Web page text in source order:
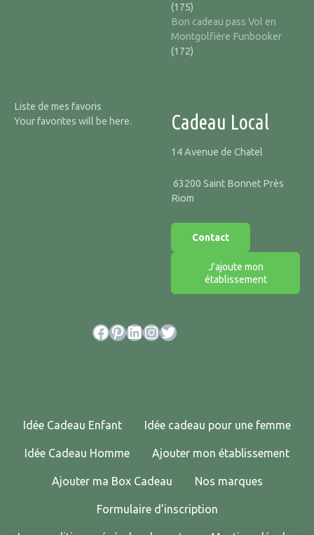
(175)
Bon cadeau pass Vol en
Montgolfière Funbooker
(172)
Liste de mes favoris
Your favorites will be here.
Cadeau Local
14 Avenue de Chatel
63200 Saint Bonnet Près
Riom
Contact
J'ajoute mon
établissement
Facebook Pinterest LinkedIn InstagramTwitter
Idée Cadeau Enfant Idée cadeau pour une femme
Idée Cadeau Homme Ajouter mon établissement
Ajouter ma Box Cadeau Nos marques
Formulaire d’inscription